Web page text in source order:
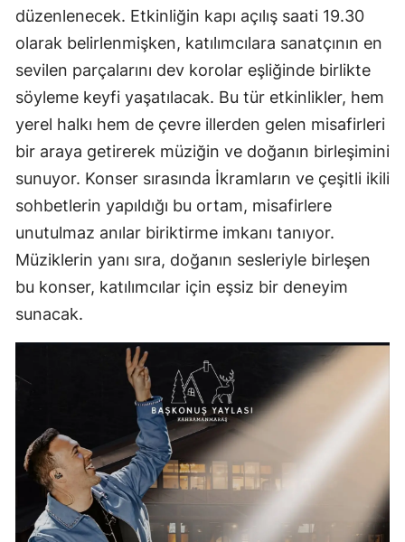
düzenlenecek. Etkinliğin kapı açılış saati 19.30
olarak belirlenmişken, katılımcılara sanatçının en
sevilen parçalarını dev korolar eşliğinde birlikte
söyleme keyfi yaşatılacak. Bu tür etkinlikler, hem
yerel halkı hem de çevre illerden gelen misafirleri
bir araya getirerek müziğin ve doğanın birleşimini
sunuyor. Konser sırasında İkramların ve çeşitli ikili
sohbetlerin yapıldığı bu ortam, misafirlere
unutulmaz anılar biriktirme imkanı tanıyor.
Müziklerin yanı sıra, doğanın sesleriyle birleşen
bu konser, katılımcılar için eşsiz bir deneyim
sunacak.